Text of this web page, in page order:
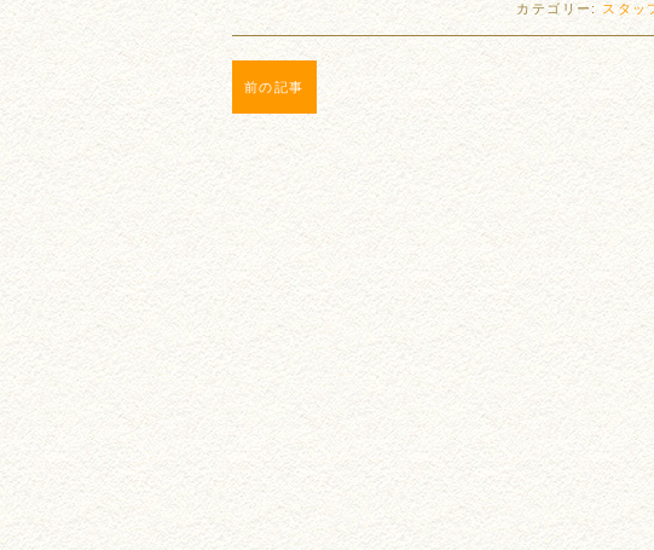
カテゴリー: スタッ
前の記事